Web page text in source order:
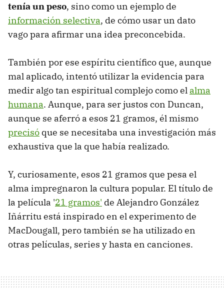
tenía un peso, sino como un ejemplo de
información selectiva, de cómo usar un dato
vago para afirmar una idea preconcebida.
También por ese espíritu científico que, aunque
mal aplicado, intentó utilizar la evidencia para
medir algo tan espiritual complejo como el alma
humana. Aunque, para ser justos con Duncan,
aunque se aferró a esos 21 gramos, él mismo
precisó que se necesitaba una investigación más
exhaustiva que la que había realizado.
Y, curiosamente, esos 21 gramos que pesa el
alma impregnaron la cultura popular. El título de
la película '21 gramos' de Alejandro González
Iñárritu está inspirado en el experimento de
MacDougall, pero también se ha utilizado en
otras películas, series y hasta en canciones.